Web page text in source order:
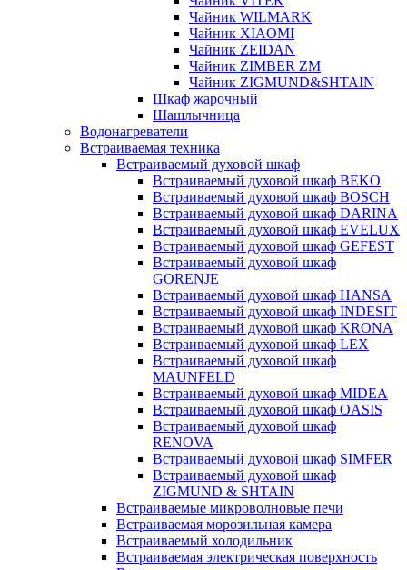
Чайник WILMARK
Чайник XIAOMI
Чайник ZEIDAN
Чайник ZIMBER ZM
Чайник ZIGMUND&SHTAIN
Шкаф жарочный
Шашлычница
Водонагреватели
Встраиваемая техника
Встраиваемый духовой шкаф
Встраиваемый духовой шкаф BEKO
Встраиваемый духовой шкаф BOSCH
Встраиваемый духовой шкаф DARINA
Встраиваемый духовой шкаф EVELUX
Встраиваемый духовой шкаф GEFEST
Встраиваемый духовой шкаф
GORENJE
Встраиваемый духовой шкаф HANSA
Встраиваемый духовой шкаф INDESIT
Встраиваемый духовой шкаф KRONA
Встраиваемый духовой шкаф LEX
Встраиваемый духовой шкаф
MAUNFELD
Встраиваемый духовой шкаф MIDEA
Встраиваемый духовой шкаф OASIS
Встраиваемый духовой шкаф
RENOVA
Встраиваемый духовой шкаф SIMFER
Встраиваемый духовой шкаф
ZIGMUND & SHTAIN
Встраиваемые микроволновые печи
Встраиваемая морозильная камера
Встраиваемый холодильник
Встраиваемая электрическая поверхность